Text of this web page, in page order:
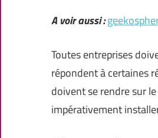
A voir aussi :
Toutes entreprises
répondent à certaines
doivent se rendre sur
impérativement